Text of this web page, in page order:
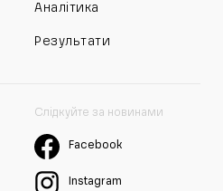
Аналітика
Результати
Слідкуйте за новинами
Facebook
Instagram